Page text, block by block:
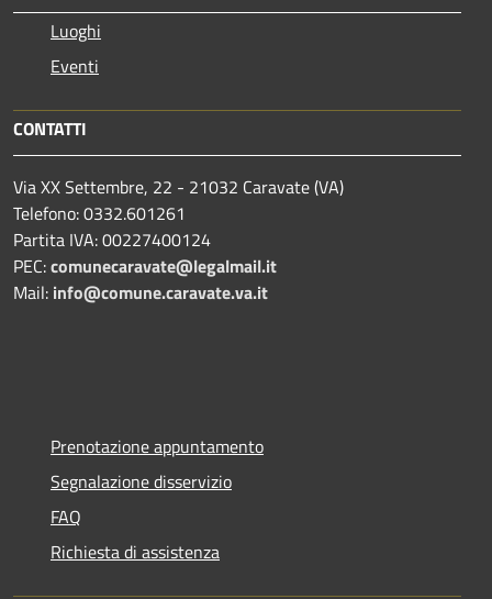
Luoghi
Eventi
CONTATTI
Via XX Settembre, 22 - 21032 Caravate (VA)
Telefono: 0332.601261
Partita IVA: 00227400124
PEC:comunecaravate@legalmail.it
Mail: info@comune.caravate.va.it
Prenotazione appuntamento
Segnalazione disservizio
FAQ
Richiesta di assistenza